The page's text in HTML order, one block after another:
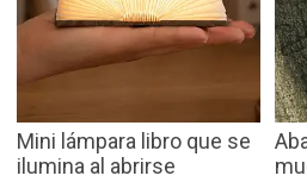
Mini lámpara libro que se
ilumina al abrirse